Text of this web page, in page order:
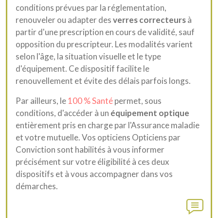
conditions prévues par la réglementation,
renouveler ou adapter desverres correcteursà
partir d'une prescription en cours de validité, sauf
opposition du prescripteur. Les modalités varient
selon l'âge, la situation visuelle et le type
d'équipement. Ce dispositif facilite le
renouvellement et évite des délais parfois longs.
Par ailleurs, le100 % Santépermet, sous
conditions, d'accéder à un équipement optique
entièrement pris en charge par l'Assurance maladie
et votre mutuelle. Vos opticiens Opticiens par
Conviction sont habilités à vous informer
précisément sur votre éligibilité à ces deux
dispositifs et à vous accompagner dans vos
démarches.